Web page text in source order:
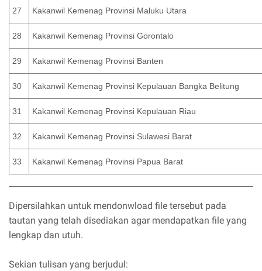
27 Kakanwil Kemenag Provinsi Maluku Utara
28 Kakanwil Kemenag Provinsi Gorontalo
29 Kakanwil Kemenag Provinsi Banten
30 Kakanwil Kemenag Provinsi Kepulauan Bangka Belitung
31 Kakanwil Kemenag Provinsi Kepulauan Riau
32 Kakanwil Kemenag Provinsi Sulawesi Barat
33 Kakanwil Kemenag Provinsi Papua Barat
Dipersilahkan untuk mendonwload file tersebut pada
tautan yang telah disediakan agar mendapatkan file yang
lengkap dan utuh.
Sekian tulisan yang berjudul: